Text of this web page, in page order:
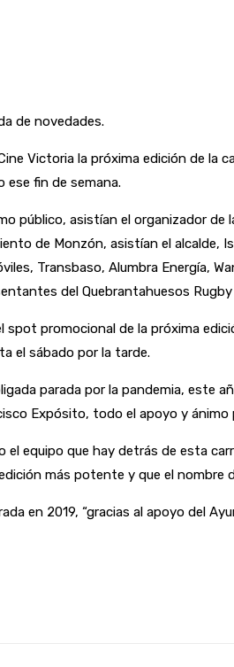
de novedades.
Victoria la próxima edición de la
fin de semana.
público, asistían el organizador
de Monzón, asistían el alcalde,
Transbaso, Alumbra Energía,
del Quebrantahuesos
promocional de la próxima
el sábado por la tarde.
parada por la pandemia, este
Expósito, todo el apoyo y ánimo
el equipo que hay detrás de esta
más potente y que el nombre
en 2019, “gracias al apoyo del